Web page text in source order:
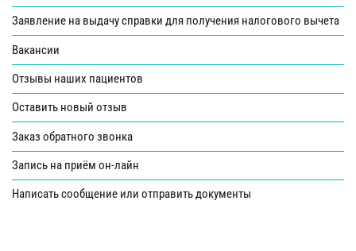
Заявление на выдачу справки для получения налогового вычета
Вакансии
Отзывы наших пациентов
Оставить новый отзыв
Заказ обратного звонка
Запись на приём он-лайн
Написать сообщение или отправить документы